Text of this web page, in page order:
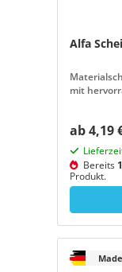
Alfa
mit
ab 4,19
Bereits
Produkt.